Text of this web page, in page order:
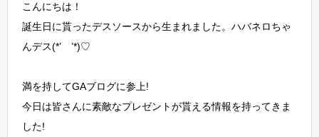
こんにちは！
誕生日に貰ったデスソースから生まれました。ハバネロちゃ
んデス(*’ ’*)♡
満を持してGAブログに参上!
今日は皆さんに素敵なプレゼントが貰える情報を持ってきま
した!